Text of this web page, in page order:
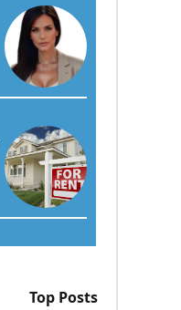
Top Posts